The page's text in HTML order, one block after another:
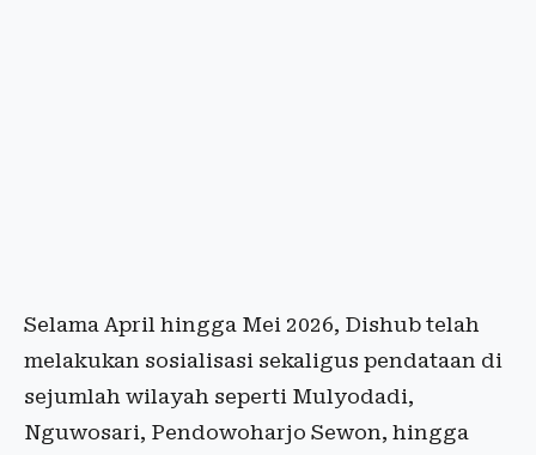
Selama April hingga Mei 2026, Dishub telah
melakukan sosialisasi sekaligus pendataan di
sejumlah wilayah seperti Mulyodadi,
Nguwosari, Pendowoharjo Sewon, hingga